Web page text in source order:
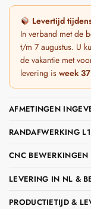
Levertijd
In verband met de
t/m 7 augustus. U
de vakantie met
levering is week 37
AFMETINGEN
RANDAFWERKING
CNC BEWERKINGEN
LEVERING IN NL &
PRODUCTIETIJD &